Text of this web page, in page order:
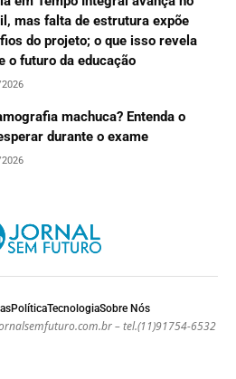
mas falta de estrutura expõe
do projeto; o que isso revela
o futuro da educação
machuca? Entenda o
durante o exame
PolíticaTecnologiaSobre Nós
– tel.(11)91754-6532